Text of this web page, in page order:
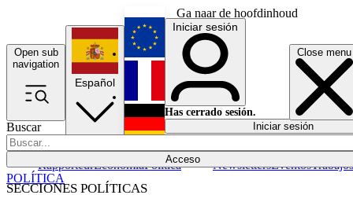
Ga naar de hoofdinhoud
Open sub
navigation
Close menu
Buscar
Acceso
SECCIONES POLÍTICAS
RapporteurEconomíaPolítica NewslettersEventosTrabajos
Español
English
Français
Iniciar sesión
Has cerrado sesión.
Iniciar sesión
POLÍTICA